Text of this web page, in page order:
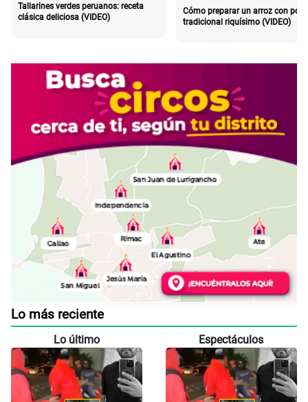
Tallarines verdes peruanos: receta
clásica deliciosa (VIDEO)
Cómo preparar un arroz con pollo
tradicional riquísimo (VIDEO)
Lo más reciente
Lo último Espectáculos